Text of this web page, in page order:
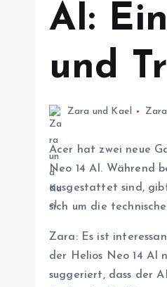
AI:
und
Zara und Kael
Acer hat zwei neue
Neo 14 AI. Während
ausgestattet sind,
sich um die
Zara: Es ist
der Helios Neo 14 AI
suggeriert, dass der